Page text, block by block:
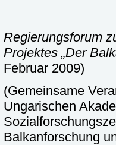
Regierungsforum
Projektes „Der
Februar 2009)
(Gemeinsame
Ungarischen
Balkanforschung